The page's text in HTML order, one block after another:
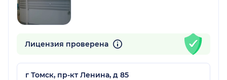
Лицензия проверена
г Томск, пр-кт Ленина, д 85